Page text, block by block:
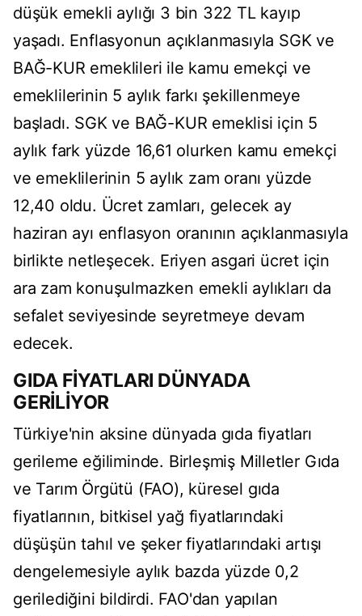
düşük emekli aylığı 3 bin 322 TL kayıp
yaşadı. Enflasyonun açıklanmasıyla SGK ve
BAĞ-KUR emeklileri ile kamu emekçi ve
emeklilerinin 5 aylık farkı şekillenmeye
başladı. SGK ve BAĞ-KUR emeklisi için 5
aylık fark yüzde 16,61 olurken kamu emekçi
ve emeklilerinin 5 aylık zam oranı yüzde
12,40 oldu. Ücret zamları, gelecek ay
haziran ayı enflasyon oranının açıklanmasıyla
birlikte netleşecek. Eriyen asgari ücret için
ara zam konuşulmazken emekli aylıkları da
sefalet seviyesinde seyretmeye devam
edecek.
GIDA FİYATLARI DÜNYADA
GERİLİYOR
Türkiye'nin aksine dünyada gıda fiyatları
gerileme eğiliminde. Birleşmiş Milletler Gıda
ve Tarım Örgütü (FAO), küresel gıda
fiyatlarının, bitkisel yağ fiyatlarındaki
düşüşün tahıl ve şeker fiyatlarındaki artışı
dengelemesiyle aylık bazda yüzde 0,2
gerilediğini bildirdi. FAO'dan yapılan